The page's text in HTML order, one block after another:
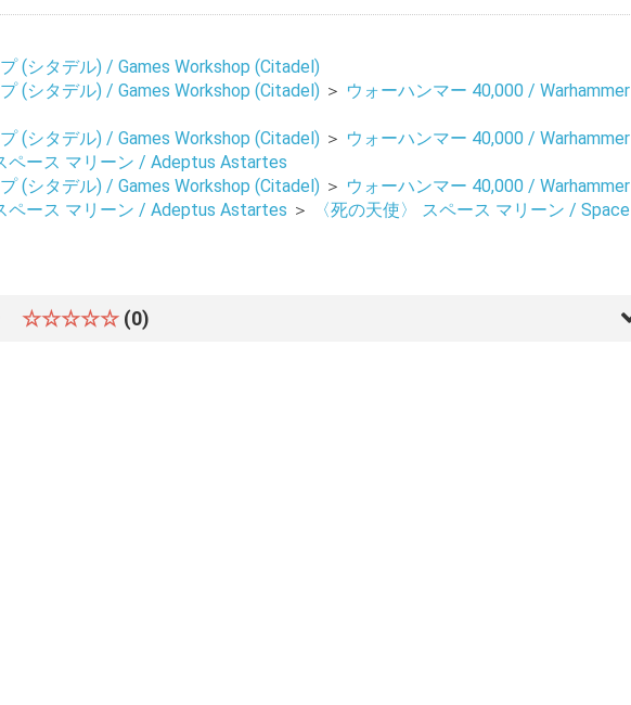
お買い物を続ける カートへ進む
(シタデル) / Games Workshop (Citadel)
(シタデル) / Games Workshop (Citadel) ＞ ウォーハンマー 40,000 / Warhammer
(シタデル) / Games Workshop (Citadel) ＞ ウォーハンマー 40,000 / Warhammer
ペース マリーン / Adeptus Astartes
(シタデル) / Games Workshop (Citadel) ＞ ウォーハンマー 40,000 / Warhammer
ペース マリーン / Adeptus Astartes ＞
〈死の天使〉 スペース マリーン / Space
☆☆☆☆☆ (0)